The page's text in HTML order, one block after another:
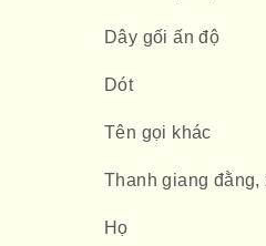
Dây gối ấn độ
Dót
Tên gọi khác
Thanh giang đằng,
Họ